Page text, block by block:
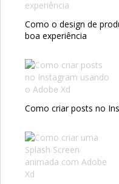
Como o design de
boa experiência
Como criar posts no